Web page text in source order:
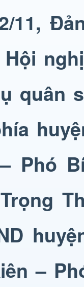
11,
quân
Phó
–